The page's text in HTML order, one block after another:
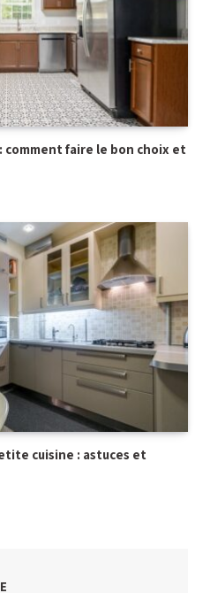
comment faire le bon choix et
cuisine : astuces et